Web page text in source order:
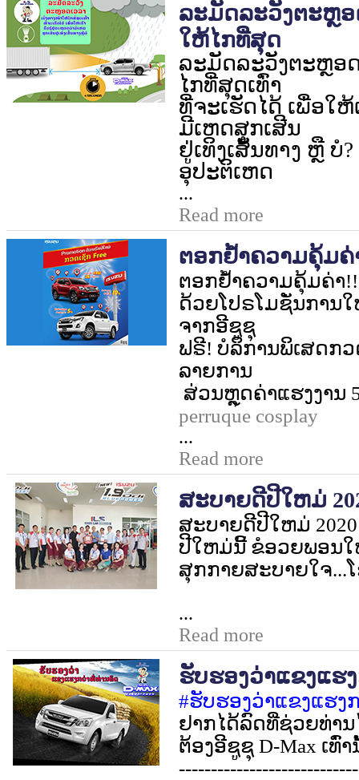
ລະມັດລະວັງຕະຫຼອ
ໃຫ້ໄກທີ່ສຸດ
ລະມັດລະວັງຕະຫຼອ
ໄກທີ່ສຸດເທົ່າ
ທີ່ຈະເຮັດໄດ້ ເພື່ອໃ
ມີເຫດສຸກເສີນ
ຢູ່ເທິງເສັ້ນທາງ ຫຼື ບໍ?
ອຸປະຕິເຫດ
...
Read more
ຕອກຢໍ້າຄວາມຄຸ້ມຄ່
ຕອກຢໍ້າຄວາມຄຸ້ມຄ່າ!!
ດ້ວຍໂປຣໂມຊັ່ນການ
ຈາກອີຊູຊຸ
ຟຣີ! ບໍລິການພິເສດກ
ລາຍການ
ສ່ວນຫຼຸດຄ່າແຮງງານ
perruque cosplay
...
Read more
ສະບາຍດີປີໃຫມ່
ສະບາຍດີປີໃຫມ່
ປີໃຫມ່ນີ້ ຂໍອວຍພອນໃ
ສຸກກາຍສະບາຍໃຈ...
...
Read more
ຮັບຮອງວ່າແຂງແຮ
#ຮັບຮອງວ່າແຂງແຮງ
ຢາກໄດ້ລົດທີ່ຊ່ວຍທ່າ
ຕ້ອງອີຊູຊຸ D-Max ເທົ່